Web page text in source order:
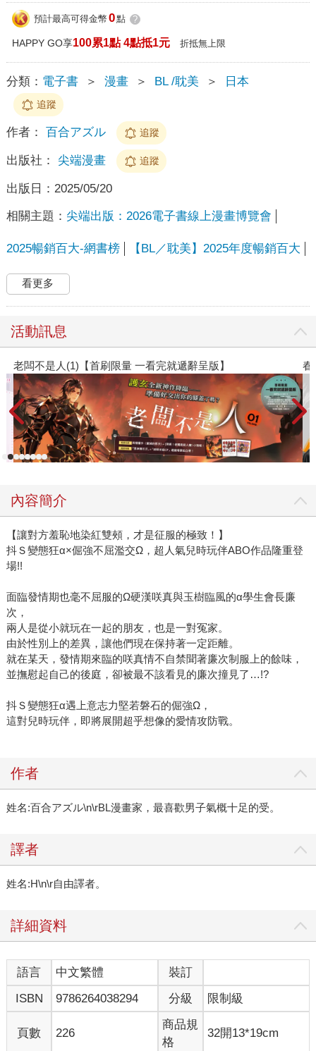
預計最高可得金幣 0點 ?
HAPPY GO享100累1點 4點抵1元 折抵無上限
分類： 電子書 ＞ 漫畫 ＞ BL /耽美 ＞ 日本
追蹤
作者： 百合アズル 追蹤
出版社： 尖端漫畫 追蹤
出版日： 2025/05/20
相關主題： 尖端出版：2026電子書線上漫畫博覽會
2025暢銷百大-網書榜 【BL／耽美】2025年度暢銷百大
看更多
活動訊息
】 春光ｘ奇幻基地｜全書系展
內容簡介
【讓對方羞恥地染紅雙頰，才是征服的極致！】
抖Ｓ變態狂α×倔強不屈濫交Ω，超人氣兒時玩伴ABO作品隆重登
場!!
面臨發情期也毫不屈服的Ω硬漢咲真與玉樹臨風的α學生會長廉
次，
兩人是從小就玩在一起的朋友，也是一對冤家。
由於性別上的差異，讓他們現在保持著一定距離。
就在某天，發情期來臨的咲真情不自禁聞著廉次制服上的餘味，
並撫慰起自己的後庭，卻被最不該看見的廉次撞見了…!?
抖Ｓ變態狂α遇上意志力堅若磐石的倔強Ω，
這對兒時玩伴，即將展開超乎想像的愛情攻防戰。
作者
姓名:百合アズル\n\rBL漫畫家，最喜歡男子氣概十足的受。
譯者
姓名:H\n\r自由譯者。
詳細資料
語言 中文繁體
裝訂
ISBN
9786264038294 分級 限制級
頁數 226
商品規
格
32開13*19cm